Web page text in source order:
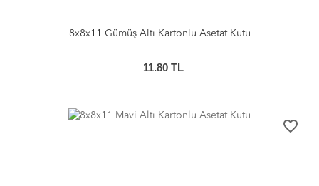
8x8x11 Gümüş Altı Kartonlu Asetat Kutu
11.80TL
favorite_border